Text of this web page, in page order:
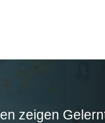
zeigen